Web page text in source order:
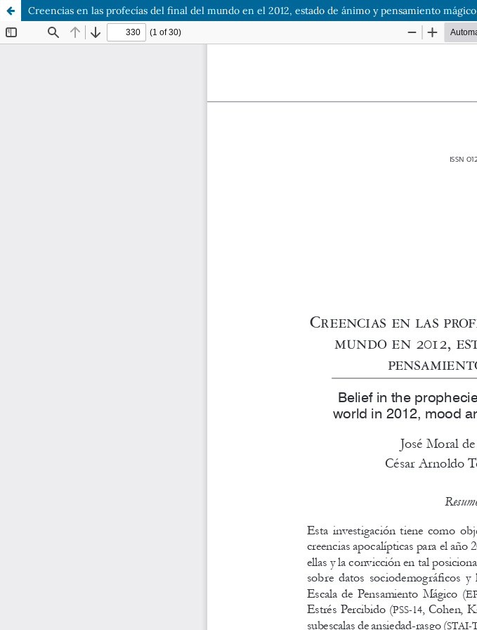
Creencias en las profecías del final del mundo en el 2012, estado de ánimo y pensamiento mágico